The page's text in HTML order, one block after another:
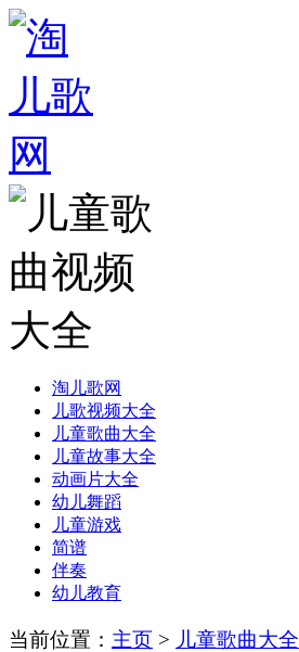
淘儿歌网
儿歌视频大全
儿童歌曲大全
儿童故事大全
动画片大全
幼儿舞蹈
儿童游戏
简谱
伴奏
幼儿教育
当前位置： 主页 > 儿童歌曲大全